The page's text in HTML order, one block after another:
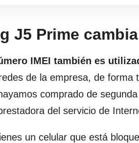
J5 Prime
IMEI también es
de la empresa, de forma
comprado de
del servicio de
un celular que está